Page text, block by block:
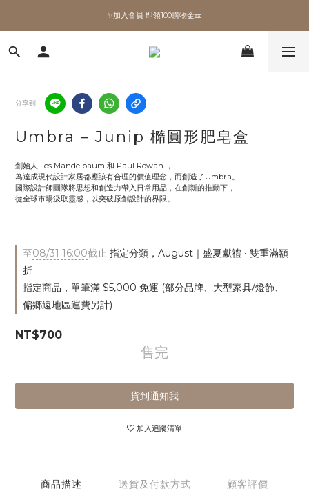
✨加入會員 即領100購物金🎫
✨加入會員 即領100購物金🎫
全館滿額現折🔥
✨加入會員 即領100購物金🎫
分享到
Umbra – Junip 橢圓形肥皂盒
創始人 Les Mandelbaum 和 Paul Rowan ，
為達成現代設計家居都應該有合理的價值理念，而創造了Umbra。
國際設計師團隊將思想和創造力帶入日常用品，在創新的推動下，
從全球市場汲取靈感，以突破原創設計的界限。
至08/31 16:00截止 指定分類，August｜盛夏獻禮 ‧ 雙重滿額
折
指定商品，單筆滿 $5,000 免運 (部分品牌、大型家具/燈飾、
偏鄉遠地區運費另計)
NT$700
售完
貨到通知我
加入追蹤清單
商品描述 送貨及付款方式 顧客評價